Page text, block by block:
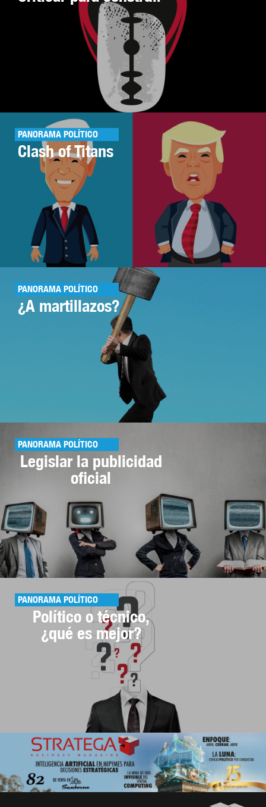
PANORAMA POLÍTICO
Clash of Titans
PANORAMA POLÍTICO
¿A martillazos?
PANORAMA POLÍTICO
Legislar la publicidad
oficial
PANORAMA POLÍTICO
Político o técnico,
¿qué es mejor?